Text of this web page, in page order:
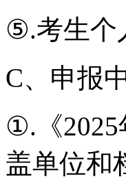
⑤.考生个
C、申报
①.《2025
盖单位和